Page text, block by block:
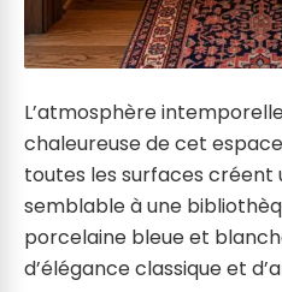
L’atmosphère
chaleureuse de cet
toutes les surfaces créent
semblable à une
porcelaine bleue et
d’élégance classique et